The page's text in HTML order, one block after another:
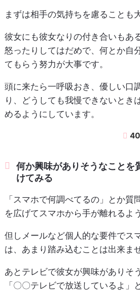
まずは相手の気持ちを慮ることも
彼女にも彼女なりの付き合いもあ
怒ったりしてはだめで、何とか自
てもらう努力が大事です。
頭に来たら一呼吸おき、優しい口
り、どうしても我慢できないとき
めるようにしています。
何か興味がありそうなことを
けてみる
「スマホで何調べてるの」とか質
を広げてスマホから手が離れるよ
但しメールなど個人的な要件でス
は、あまり踏み込むことは出来ませ
あとテレビで彼女が興味がありそ
「〇〇テレビで放送しているよ」